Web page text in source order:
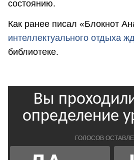
состоянию.
Как ранее писал «Блокнот
интеллектуального отдыха
библиотеке.